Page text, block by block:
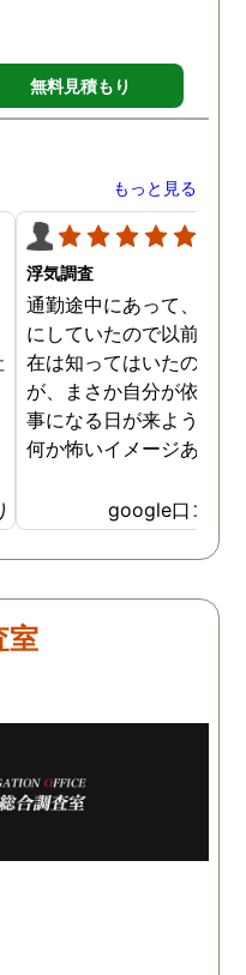
無料見積もり
もっと見る
浮気調査
通勤途中にあって、毎日
にしていたので以前から
在は知ってはいたのです
が、まさか自分が依頼す
事になる日が来ようと
何か怖いイメージありま
応も良く、安心して相談
きました。 調査後に弁
さんも紹介していただき
した！ありがとうござい
した！
google口コミ
室